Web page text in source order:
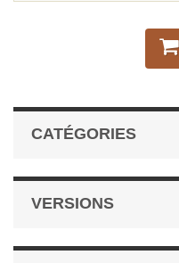
CATÉGORIES
VERSIONS